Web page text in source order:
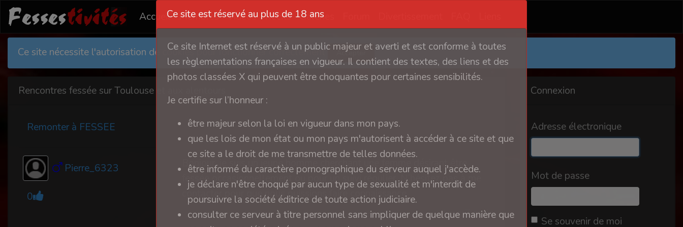
Accueil Membres Vidéos Récits Galeries
Ce site nécessite l'autorisation de cookies pour fonctionner correctement Accepter
Rencontres fessée sur Toulouse et aux alentours
Remonter à FESSEE
Pierre_6323
0
Bonjour, je suis un jeune homme cherchant une femme désirant être
fessée occasionnellement ou pour un suivi régulier. N’hésitez pas à me
contacter pour que nous puissions faire connaissance
il y a 7 mois
Connexion
Adresse électronique
Mot de passe
Se souvenir de moi
Ce site est réservé au plus de 18 ans
Ce site Internet est réservé à un public majeur et averti et est conforme à toutes
les règlementations françaises en vigueur. Il contient des textes, des liens et des
photos classées X qui peuvent être choquantes pour certaines sensibilités.
Je certifie sur l’honneur :
être majeur selon la loi en vigueur dans mon pays.
que les lois de mon état ou mon pays m'autorisent à accéder à ce site et que
ce site a le droit de me transmettre de telles données.
être informé du caractère pornographique du serveur auquel j'accède.
je déclare n'être choqué par aucun type de sexualité et m'interdit de
poursuivre la société éditrice de toute action judiciaire.
consulter ce serveur à titre personnel sans impliquer de quelque manière que